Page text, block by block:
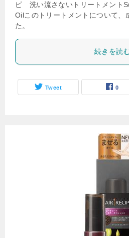
ピ 洗い流さないトリートメント
Oilこのトリートメントについて、
た。
続きを読
Tweet 0